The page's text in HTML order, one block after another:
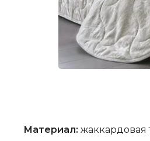
Материал: жаккардовая